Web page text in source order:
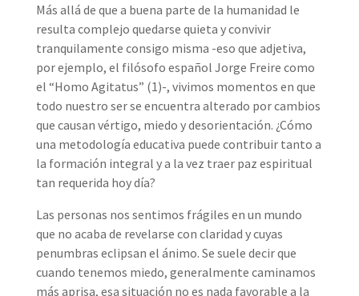
Más allá de que a buena parte de la humanidad le
resulta complejo quedarse quieta y convivir
tranquilamente consigo misma -eso que adjetiva,
por ejemplo, el filósofo español Jorge Freire como
el “Homo Agitatus” (1)-, vivimos momentos en que
todo nuestro ser se encuentra alterado por cambios
que causan vértigo, miedo y desorientación. ¿Cómo
una metodología educativa puede contribuir tanto a
la formación integral y a la vez traer paz espiritual
tan requerida hoy día?
Las personas nos sentimos frágiles en un mundo
que no acaba de revelarse con claridad y cuyas
penumbras eclipsan el ánimo. Se suele decir que
cuando tenemos miedo, generalmente caminamos
más aprisa, esa situación no es nada favorable a la